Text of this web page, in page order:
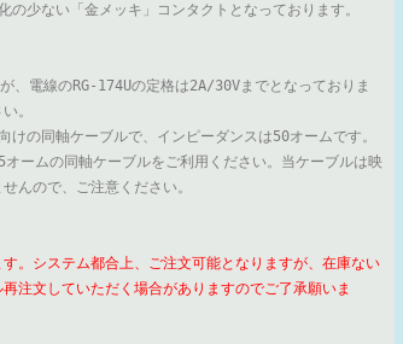
少ない「金メッキ」コンタクトとなっております。
、電線のRG-174Uの定格は2A/30Vまでとなっておりま
。
の同軸ケーブルで、インピーダンスは50オームです。
ームの同軸ケーブルをご利用ください。当ケーブルは映
んので、ご注意ください。
。システム都合上、ご注文可能となりますが、在庫ない
注文していただく場合がありますのでご了承願いま